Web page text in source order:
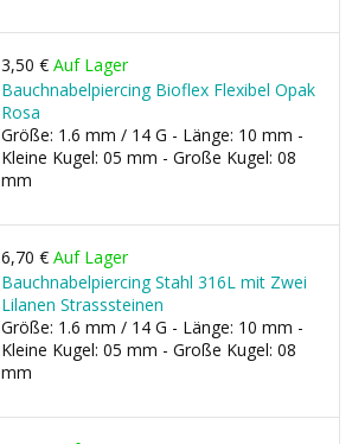
3,50 € Auf Lager
Bauchnabelpiercing Bioflex Flexibel Opak
Rosa
Größe: 1.6 mm / 14 G - Länge: 10 mm -
Kleine Kugel: 05 mm - Große Kugel: 08
mm
6,70 € Auf Lager
Bauchnabelpiercing Stahl 316L mit Zwei
Lilanen Strasssteinen
Größe: 1.6 mm / 14 G - Länge: 10 mm -
Kleine Kugel: 05 mm - Große Kugel: 08
mm